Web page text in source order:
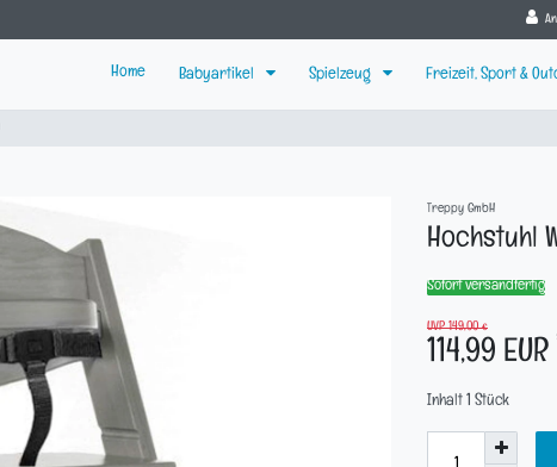
Home Babyartikel Spielzeug Freizeit, Sport &
Treppy GmbH
Hochstuhl
Sofort versandfertig
UVP 149,00 €
114,99 EUR
Inhalt Stück